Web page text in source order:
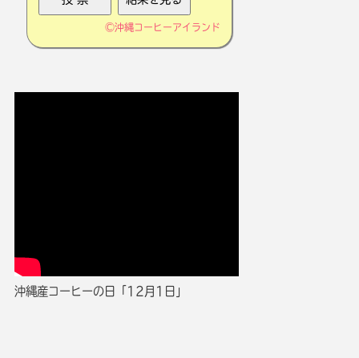
©沖縄コーヒーアイランド
沖縄産コーヒーの日「12月1日」